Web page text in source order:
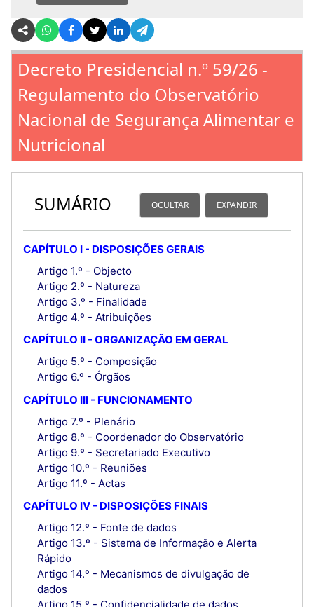
Decreto Presidencial n.º 59/26 -
Regulamento do Observatório
Nacional de Segurança Alimentar e
Nutricional
SUMÁRIO OCULTAR EXPANDIR
CAPÍTULO I - DISPOSIÇÕES GERAIS
Artigo 1.º - Objecto
Artigo 2.º - Natureza
Artigo 3.º - Finalidade
Artigo 4.º - Atribuições
CAPÍTULO II - ORGANIZAÇÃO EM GERAL
Artigo 5.º - Composição
Artigo 6.º - Órgãos
CAPÍTULO III - FUNCIONAMENTO
Artigo 7.º - Plenário
Artigo 8.º - Coordenador do Observatório
Artigo 9.º - Secretariado Executivo
Artigo 10.º - Reuniões
Artigo 11.º - Actas
CAPÍTULO IV - DISPOSIÇÕES FINAIS
Artigo 12.º - Fonte de dados
Artigo 13.º - Sistema de Informação e Alerta
Rápido
Artigo 14.º - Mecanismos de divulgação de
dados